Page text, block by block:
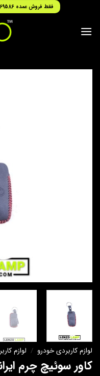
content
فقط فروش عمده 02133969586
لوازم کاربردی خودرو / لوازم
کاور سوئیچ چرم